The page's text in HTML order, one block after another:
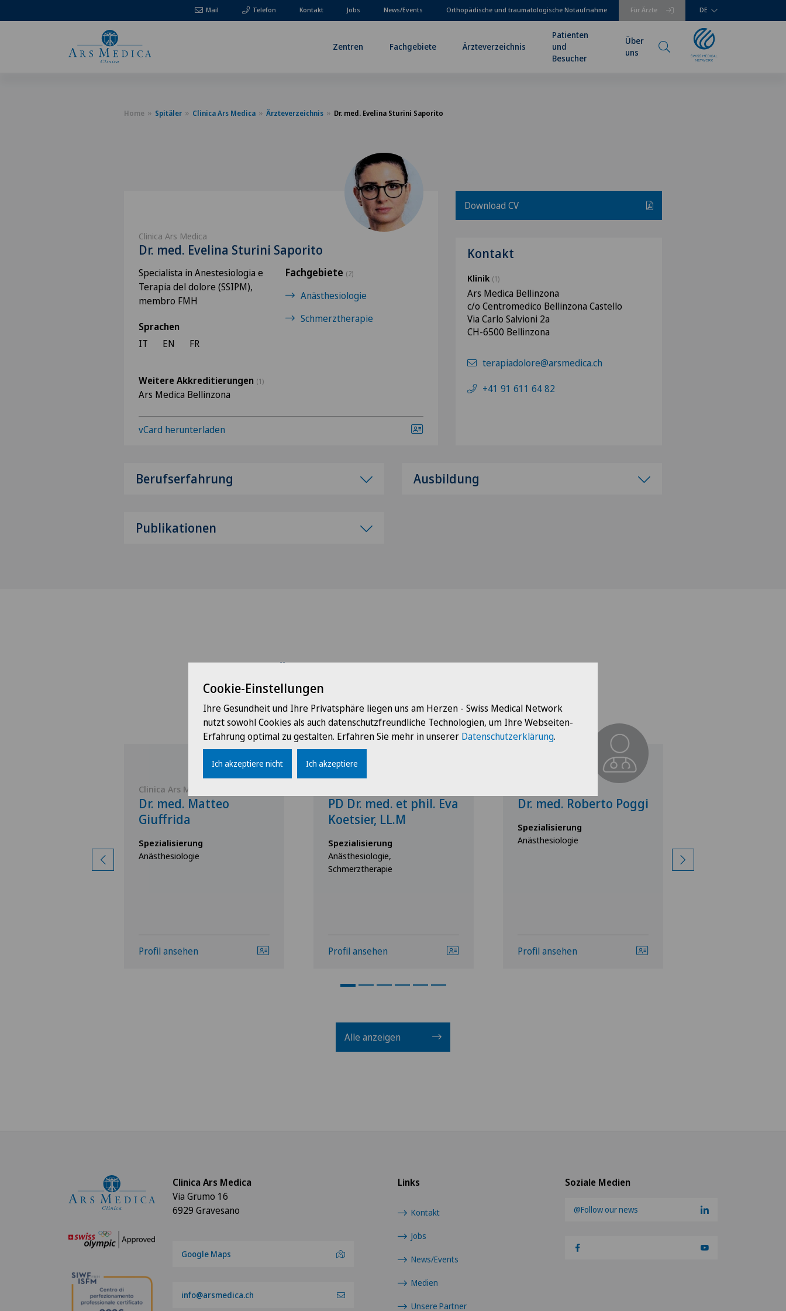
Mail Telefon Für Ärzte
Kontakt Jobs News/Events Orthopädische und traumatologische Notaufnahme DE
Zentren Fachgebiete Ärzteverzeichnis
Patienten
und
Besucher
Über
uns
Home Spitäler Clinica Ars Medica Ärzteverzeichnis Dr. med. Evelina Sturini Saporito
Clinica Ars Medica
Dr. med. Evelina Sturini Saporito
Specialista in Anestesiologia e
Terapia del dolore (SSIPM),
membro FMH
Sprachen
IT
EN FR
Fachgebiete (2)
Anästhesiologie
Schmerztherapie
Weitere Akkreditierungen (1)
Ars Medica Bellinzona
vCard herunterladen
Download CV
Kontakt
Klinik (1)
Ars Medica Bellinzona
c/o Centromedico Bellinzona Castello
Via Carlo Salvioni 2a
CH-6500 Bellinzona
terapiadolore@arsmedica.ch
+41 91 611 64 82
Berufserfahrung
Publikationen
Ausbildung
Clinica Ars Medica
Dr. med. Matteo
Giuffrida
Spezialisierung
Anästhesiologie
Profil ansehen
PD Dr. med. et phil. Eva
Koetsier, LL.M
Spezialisierung
Anästhesiologie,
Schmerztherapie
Profil ansehen
Dr. med. Roberto Poggi
Spezialisierung
Anästhesiologie
Profil ansehen
Alle anzeigen
Soziale Medien
@Follow our news
Links
Kontakt
Jobs
News/Events
Medien
Unsere Partner
Clinica Ars Medica
Via Grumo 16
6929 Gravesano
Google Maps
info@arsmedica.ch
Cookie-Einstellungen
Ihre Gesundheit und Ihre Privatsphäre liegen uns am Herzen - Swiss Medical Network
nutzt sowohl Cookies als auch datenschutzfreundliche Technologien, um Ihre Webseiten-
Erfahrung optimal zu gestalten. Erfahren Sie mehr in unserer Datenschutzerklärung.
Ich akzeptiere nicht Ich akzeptiere